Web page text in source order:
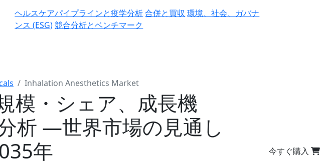
ヘルスケアパイプラインと疫学分析合併と買収 環境、社会、ガバナ
ンス (ESG)競合分析とベンチマーク
Inhalation Anesthetics Market
模・シェア、成長機
析 ―世界市場の見通し
年
今すぐ購入